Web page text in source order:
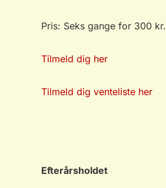
Pris: Seks gange for 300 kr.
Tilmeld dig her
Tilmeld dig venteliste her
Efterårsholdet